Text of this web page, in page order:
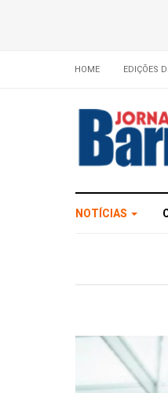
HOME EDIÇÕES
NOTÍCIAS